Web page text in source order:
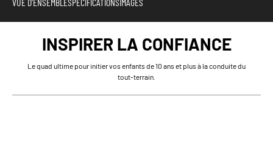
INSPIRER LA CONFIANCE
Le quad ultime pour initier vos enfants de 10 ans et plus à la conduite du
tout-terrain.